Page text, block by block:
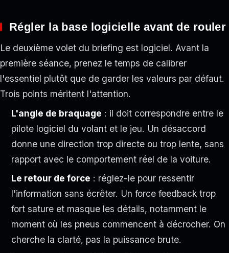
Régler la base logicielle avant de rouler
Le deuxième volet du briefing est logiciel. Avant la
première séance, prenez le temps de calibrer
l'essentiel plutôt que de garder les valeurs par défaut.
Trois points méritent l'attention.
L'angle de braquage : il doit correspondre entre le
pilote logiciel du volant et le jeu. Un désaccord
donne une direction trop directe ou trop lente, sans
rapport avec le comportement réel de la voiture.
Le retour de force : réglez-le pour ressentir
l'information sans écrêter. Un force feedback trop
fort sature et masque les détails, notamment le
moment où les pneus commencent à décrocher. On
cherche la clarté, pas la puissance brute.